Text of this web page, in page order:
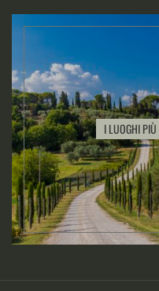
I LUOGHI